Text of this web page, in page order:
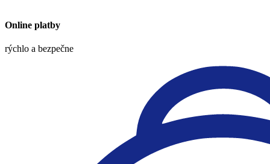
Online platby
rýchlo a bezpečne